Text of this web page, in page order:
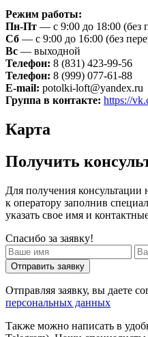
Режим работы:
Пн-Пт — с 9:00 до 18:00 (без
Сб — с 9:00 до 16:00 (без
Вс — выходной
Телефон: 8 (831) 423-99-56
Телефон: 8 (999) 077-61-88
E-mail: potolki-loft@yandex.ru
Группа в контакте: https://
Карта
Получить
Для получения консультации
к оператору заполнив
указать свое имя и
Спасибо за заявку!
Отправить заявку
Отправляя заявку, вы даете
персональных данных
Также можно написать в